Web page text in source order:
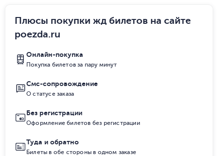
Плюсы покупки жд билетов на сайте
poezda.ru
Онлайн-покупка
Покупка билетов за пару минут
Смс-сопровождение
О статусе заказа
Без регистрации
Оформление билетов без регистрации
Туда и обратно
Билеты в обе стороны в одном заказе